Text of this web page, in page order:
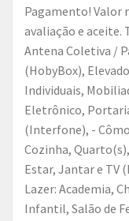
Pagamento! Valor
avaliação e aceite.
Antena Coletiva /
(HobyBox),
Individuais,
Eletrônico,
(Interfone), -
Cozinha,
Estar, Jantar e TV
Lazer: Academia,
Infantil, Salão de